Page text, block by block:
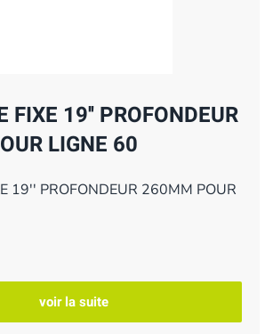
FIXE 19'' PROFONDEUR
LIGNE 60
19'' PROFONDEUR 260MM POUR
voir la suite